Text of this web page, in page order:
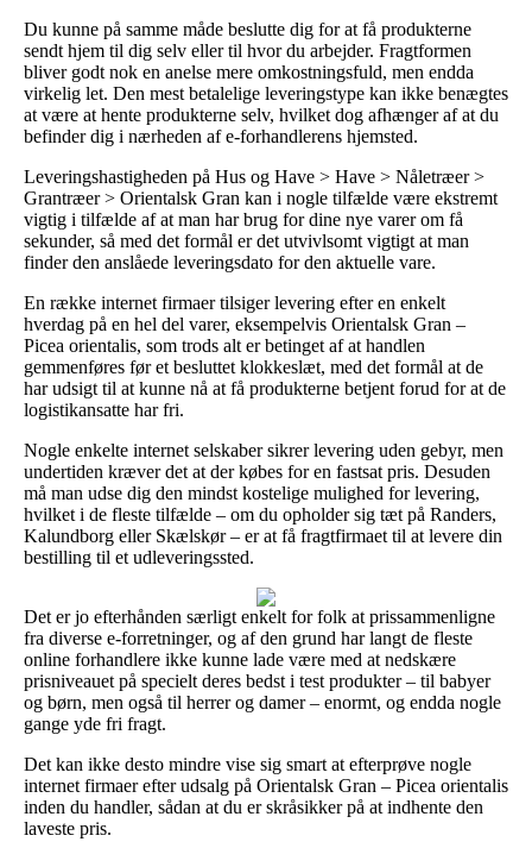
Du kunne på samme måde beslutte dig for at få produkterne
sendt hjem til dig selv eller til hvor du arbejder. Fragtformen
bliver godt nok en anelse mere omkostningsfuld, men endda
virkelig let. Den mest betalelige leveringstype kan ikke benægtes
at være at hente produkterne selv, hvilket dog afhænger af at du
befinder dig i nærheden af e-forhandlerens hjemsted.
Leveringshastigheden på Hus og Have > Have > Nåletræer >
Grantræer > Orientalsk Gran kan i nogle tilfælde være ekstremt
vigtig i tilfælde af at man har brug for dine nye varer om få
sekunder, så med det formål er det utvivlsomt vigtigt at man
finder den anslåede leveringsdato for den aktuelle vare.
En række internet firmaer tilsiger levering efter en enkelt
hverdag på en hel del varer, eksempelvis Orientalsk Gran –
Picea orientalis, som trods alt er betinget af at handlen
gemmenføres før et besluttet klokkeslæt, med det formål at de
har udsigt til at kunne nå at få produkterne betjent forud for at de
logistikansatte har fri.
Nogle enkelte internet selskaber sikrer levering uden gebyr, men
undertiden kræver det at der købes for en fastsat pris. Desuden
må man udse dig den mindst kostelige mulighed for levering,
hvilket i de fleste tilfælde – om du opholder sig tæt på Randers,
Kalundborg eller Skælskør – er at få fragtfirmaet til at levere din
bestilling til et udleveringssted.
Det er jo efterhånden særligt enkelt for folk at prissammenligne
fra diverse e-forretninger, og af den grund har langt de fleste
online forhandlere ikke kunne lade være med at nedskære
prisniveauet på specielt deres bedst i test produkter – til babyer
og børn, men også til herrer og damer – enormt, og endda nogle
gange yde fri fragt.
Det kan ikke desto mindre vise sig smart at efterprøve nogle
internet firmaer efter udsalg på Orientalsk Gran – Picea orientalis
inden du handler, sådan at du er skråsikker på at indhente den
laveste pris.